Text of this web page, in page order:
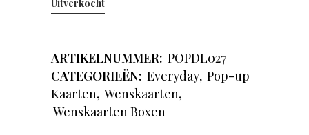
Uitverkocht
ARTIKELNUMMER: POPDL027
CATEGORIEËN: Everyday, Pop-up
Kaarten, Wenskaarten,
Wenskaarten Boxen